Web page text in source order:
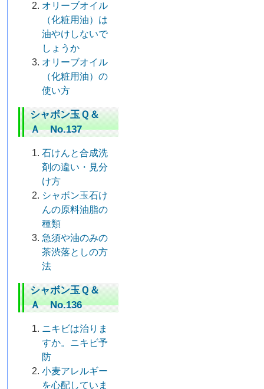
オリーブオイル
（化粧用油）は
油やけしないで
しょうか
オリーブオイル
（化粧用油）の
使い方
シャボン玉Ｑ＆
Ａ No.137
石けんと合成洗
剤の違い・見分
け方
シャボン玉石け
んの原料油脂の
種類
急須や油のみの
茶渋落としの方
法
シャボン玉Ｑ＆
Ａ No.136
ニキビは治りま
すか。ニキビ予
防
小麦アレルギー
を心配していま